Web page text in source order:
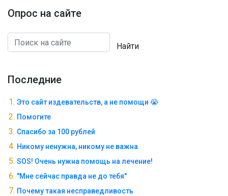
Опрос на сайте
Найти
Последние
Это сайт издевательств, а не помощи 😭
Помогите
Спасибо за 100 рублей
Никому ненужна, никому не важна
SOS! Очень нужна помощь на лечение!
"Мне сейчас правда не до тебя"
Почему такая несправедливость